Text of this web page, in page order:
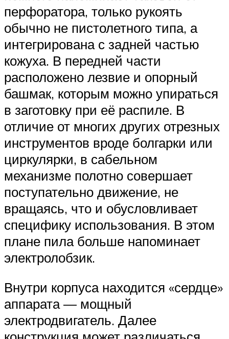
перфоратора, только рукоять
обычно не пистолетного типа, а
интегрирована с задней частью
кожуха. В передней части
расположено лезвие и опорный
башмак, которым можно упираться
в заготовку при её распиле. В
отличие от многих других отрезных
инструментов вроде болгарки или
циркулярки, в сабельном
механизме полотно совершает
поступательно движение, не
вращаясь, что и обусловливает
специфику использования. В этом
плане пила больше напоминает
электролобзик.
Внутри корпуса находится «сердце»
аппарата — мощный
электродвигатель. Далее